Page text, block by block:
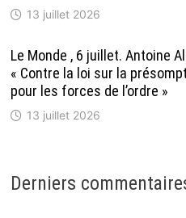
13 juillet 2026
Le Monde , 6 juillet. Antoine
« Contre la loi sur la
pour les forces de l’ordre »
13 juillet 2026
Derniers